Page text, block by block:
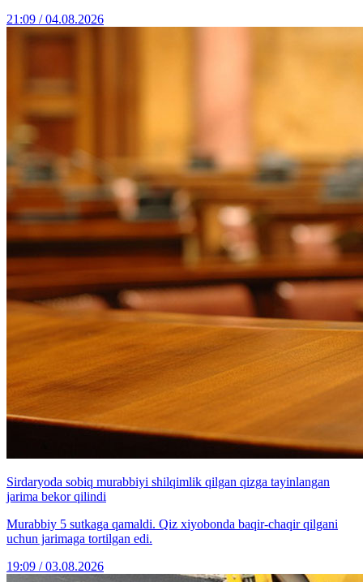
21:09 / 04.08.2026
Sirdaryoda sobiq murabbiyi shilqimlik qilgan qizga tayinlangan
jarima bekor qilindi
Murabbiy 5 sutkaga qamaldi. Qiz xiyobonda baqir-chaqir qilgani
uchun jarimaga tortilgan edi.
19:09 / 03.08.2026